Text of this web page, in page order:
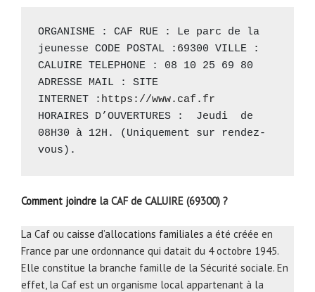
ORGANISME : CAF RUE : Le parc de la
jeunesse CODE POSTAL :69300 VILLE :
CALUIRE TELEPHONE : 08 10 25 69 80
ADRESSE MAIL : SITE
INTERNET : https://www.caf.fr
HORAIRES D’OUVERTURES :  Jeudi  de
08H30 à 12H. (Uniquement sur rendez-
vous).
Comment joindre la CAF de CALUIRE (69300) ?
La Caf ou caisse d’allocations familiales a été créée en
France par une ordonnance qui datait du 4 octobre 1945.
Elle constitue la branche famille de la Sécurité sociale. En
effet, la Caf est un organisme local appartenant à la